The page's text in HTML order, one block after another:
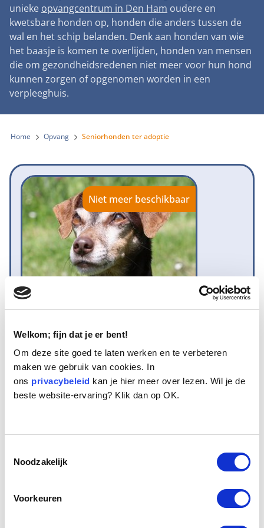
Welkom; fijn dat je er bent!
Om deze site goed te laten werken en te verbeteren
maken we gebruik van cookies. In
ons privacybeleid kan je hier meer over lezen. Wil je de
beste website-ervaring? Klik dan op OK.
Noodzakelijk
Voorkeuren
Landelijke registratie bijtincidenten
Verantwoord fokbeleid
Landelijk vuurwerkverbod
Verplichte pre-aanschaf cursus
Gemeentelijk meldpunt bijtincidenten
Bescherming tegen grasaren
Lezingen
Symposium Gemeentelijk Dierenbeleid
Teken onze petitie
Steun als bedrijf
Adopteer een seniorhond
Sponsor een seniorhond
Steun als vrijwilliger
Honden voor Honden Loop
Vraag een donatiebox aan
Wat wij doen
Onze organisatie
Samenwerking
Jaarverslag
Vacatures
Donateursmagazine Hond
Onze successen voor honden
Contactgegevens
Pers
Nieuws
Nieuwsbrief
Incassodata
Zoeken
unieke opvangcentrum in Den Ham oudere en
kwetsbare honden op, honden die anders tussen de
wal en het schip belanden. Denk aan honden van wie
het baasje is komen te overlijden, honden van mensen
die om gezondheidsredenen niet meer voor hun hond
kunnen zorgen of opgenomen worden in een
verpleeghuis.
Home Opvang Seniorhonden ter adoptie
Niet meer beschikbaar
Naam: Kayra
Leeftijd: 10
Ras/type: Bastaard
Hoeveel dagen te gast geweest: 38 dagen
Kayra, een nieuw seniortje, is een wakker hondje. Er stroomt vast